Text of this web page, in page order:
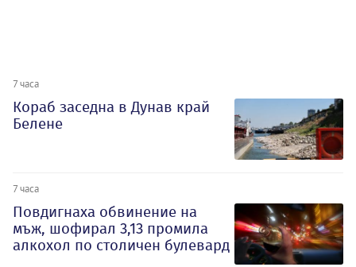
7 часа
Кораб заседна в Дунав край
Белене
7 часа
Повдигнаха обвинение на
мъж, шофирал 3,13 промила
алкохол по столичен булевард